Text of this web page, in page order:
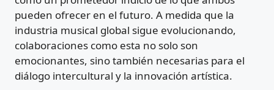
pueden ofrecer en el futuro. A medida que la
industria musical global sigue evolucionando,
colaboraciones como esta no solo son
emocionantes, sino también necesarias para el
diálogo intercultural y la innovación artística.